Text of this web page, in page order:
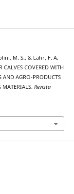
M. S., & Lahr, F. A.
COVERED WITH
AND AGRO-PRODUCTS
Revista